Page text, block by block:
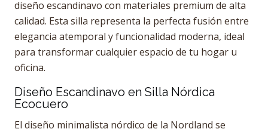
diseño escandinavo con materiales premium de alta
calidad. Esta silla representa la perfecta fusión entre
elegancia atemporal y funcionalidad moderna, ideal
para transformar cualquier espacio de tu hogar u
oficina.
Diseño Escandinavo en Silla Nórdica
Ecocuero
El diseño minimalista nórdico de la Nordland se